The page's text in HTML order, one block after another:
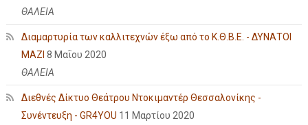
ΘΑΛΕΙΑ
Διαμαρτυρία των καλλιτεχνών έξω από το Κ.Θ.Β.Ε. - ΔΥΝΑΤΟΙ
ΜΑΖΙ 8 Μαΐου 2020
ΘΑΛΕΙΑ
Διεθνές Δίκτυο Θεάτρου Ντοκιμαντέρ Θεσσαλονίκης -
Συνέντευξη - GR4YOU 11 Μαρτίου 2020